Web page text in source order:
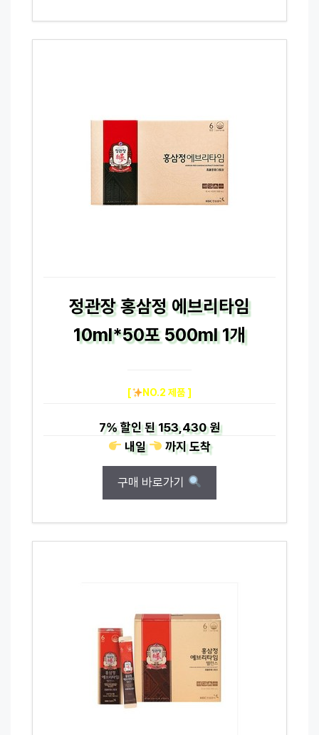
정관장 홍삼정 에브리타임
10ml*50포 500ml 1개
[ NO.2 제품 ]
7%할인 된153,430 원
내일
까지도착
구매 바로가기